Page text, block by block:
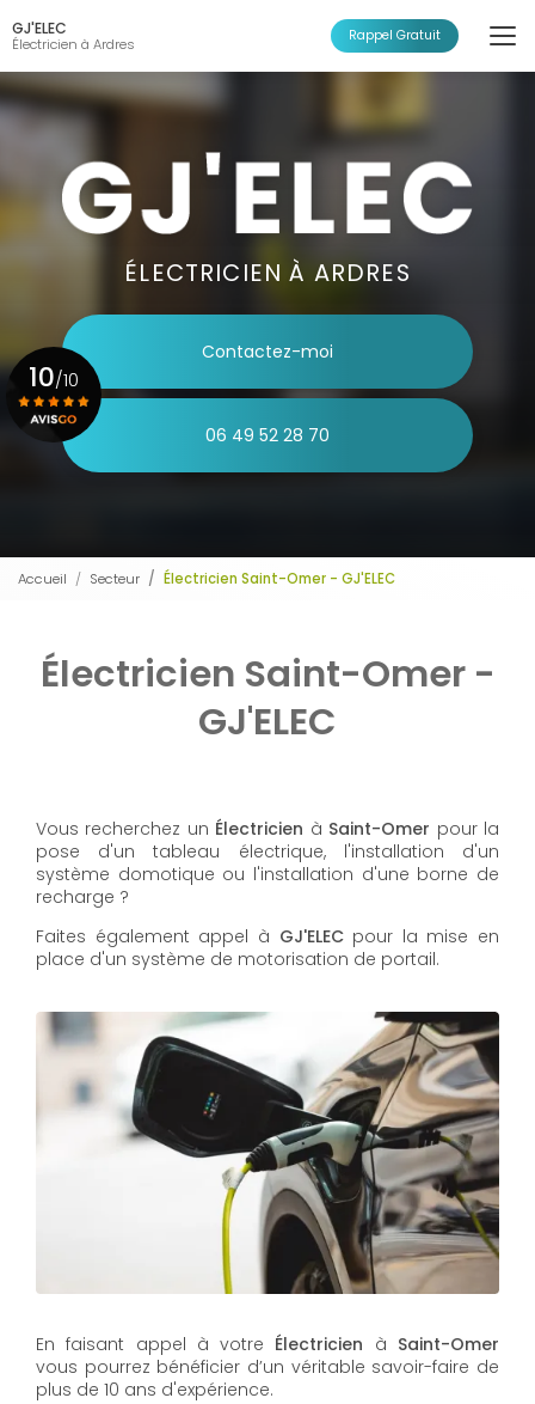
au
contenu
principal
GJ'ELEC
Électricien à Ardres Rappel Gratuit
ÉLECTRICIEN À ARDRES
Contactez-moi
06 49 52 28 70
10/10
Voir le certificat
Accueil Secteur Électricien Saint-Omer - GJ'ELEC
Électricien Saint-Omer -
GJ'ELEC
Vous recherchez un Électricien à Saint-Omer pour la
pose d'un tableau électrique, l'installation d'un
système domotique ou l'installation d'une borne de
recharge ?
Faites également appel à GJ'ELECpour la mise en
place d'un système de motorisation de portail.
En faisant appel à votre Électricien à Saint-Omer
vous pourrez bénéficier d’un véritable savoir-faire de
plus de 10 ans d'expérience.